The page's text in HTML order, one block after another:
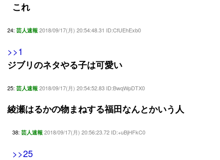
これ
24: 芸人速報 2018/09/17(月) 20:54:48.31 ID:CfUEhExb0
>>1
ジブリのネタやる子は可愛い
25: 芸人速報 2018/09/17(月) 20:54:52.83 ID:BwqWpDTX0
綾瀬はるかの物まねする福田なんとかいう人
38: 芸人速報 2018/09/17(月) 20:56:23.72 ID:+uBjHFkC0
>>25